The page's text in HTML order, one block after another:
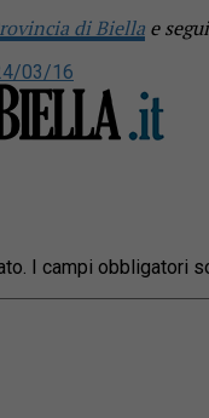
di Biella e
03/16
I campi obbligatori